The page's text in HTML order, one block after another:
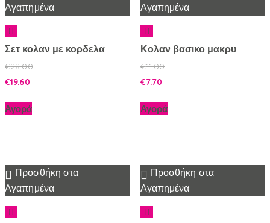
Αγαπημένα
Σετ κολαν με κορδελα
€28.00
€19.60
Αγορά
Αγαπημένα
Κολαν βασικο μακρυ
€11.00
€7.70
Αγορά
Προσθήκη στα
Αγαπημένα
Προσθήκη στα
Αγαπημένα